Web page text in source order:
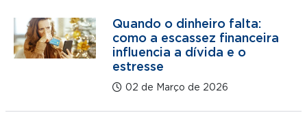
Quando o dinheiro falta:
como a escassez financeira
influencia a dívida e o
estresse
02 de Março de 2026